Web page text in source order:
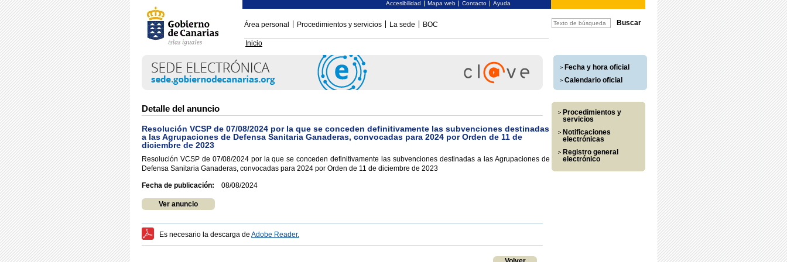
Accesibilidad Mapa web Contacto Ayuda
Área personal Procedimientos y servicios La sede BOC
Inicio
Fecha y hora oficial
Calendario oficial
Detalle del anuncio
Resolución VCSP de 07/08/2024 por la que se conceden definitivamente las subvenciones destinadas
a las Agrupaciones de Defensa Sanitaria Ganaderas, convocadas para 2024 por Orden de 11 de
diciembre de 2023
Resolución VCSP de 07/08/2024 por la que se conceden definitivamente las subvenciones destinadas a las Agrupaciones de
Defensa Sanitaria Ganaderas, convocadas para 2024 por Orden de 11 de diciembre de 2023
Fecha de publicación: 08/08/2024
Ver anuncio
Es necesario la descarga de Adobe Reader.
Procedimientos y
servicios
Notificaciones
electrónicas
Registro general
electrónico